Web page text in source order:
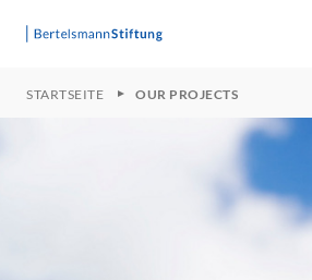
STARTSEITE OUR PROJECTS